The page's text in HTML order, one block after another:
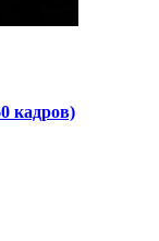
кадров)